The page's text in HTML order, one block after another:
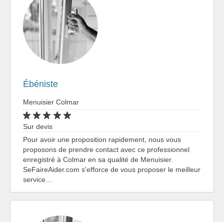
Ébéniste
Menuisier Colmar
Sur devis
Pour avoir une proposition rapidement, nous vous
proposons de prendre contact avec ce professionnel
enregistré à Colmar en sa qualité de Menuisier.
SeFaireAider.com s'efforce de vous proposer le meilleur
service…